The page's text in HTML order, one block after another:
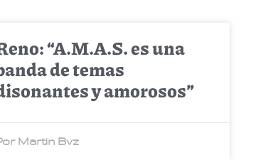
“A.M.A.S. es una
de temas
y amorosos”
Martin Bvz